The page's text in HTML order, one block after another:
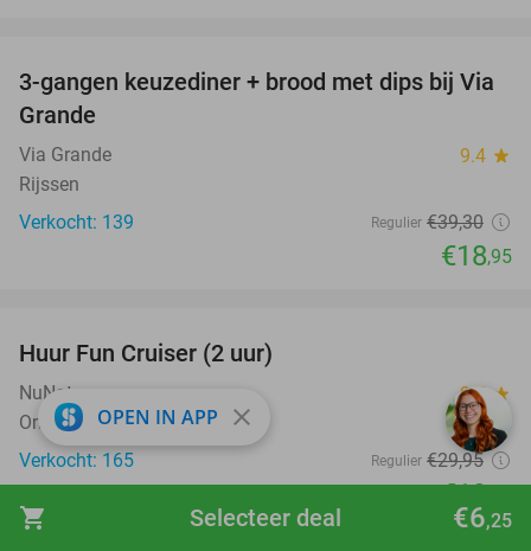
shopping_cart €6,25
Selecteer deal
52%
3-gangen keuzediner + brood met dips bij Via
Grande
Via Grande 9.4 star
Rijssen
Verkocht: 139
Regulier €39,30
€18,95
Huur Fun Cruiser (2 uur)
NuNature 9.7 star
Ommen
Verkocht: 165
Regulier €29,95
€19
favorite_border
OPEN IN APP close